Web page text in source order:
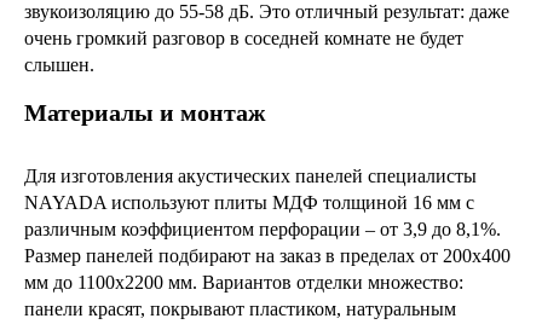
звукоизоляцию до 55-58 дБ. Это отличный результат: даже
очень громкий разговор в соседней комнате не будет
слышен.
Материалы и монтаж
Для изготовления акустических панелей специалисты
NAYADA используют плиты МДФ толщиной 16 мм с
различным коэффициентом перфорации – от 3,9 до 8,1%.
Размер панелей подбирают на заказ в пределах от 200х400
мм до 1100х2200 мм. Вариантов отделки множество:
панели красят, покрывают пластиком, натуральным